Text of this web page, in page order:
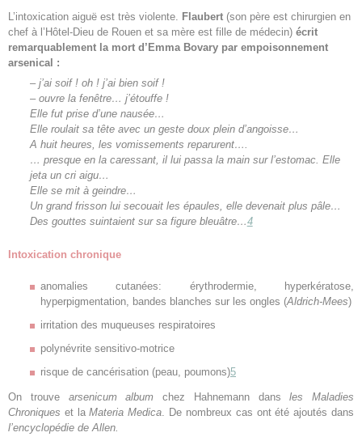
L’intoxication aiguë est très violente. Flaubert (son père est chirurgien en
chef à l’Hôtel-Dieu de Rouen et sa mère est fille de médecin) écrit
remarquablement la mort d’Emma Bovary par empoisonnement
arsenical :
– j’ai soif ! oh ! j’ai bien soif !
– ouvre la fenêtre… j’étouffe !
Elle fut prise d’une nausée…
Elle roulait sa tête avec un geste doux plein d’angoisse…
A huit heures, les vomissements reparurent….
… presque en la caressant, il lui passa la main sur l’estomac. Elle
jeta un cri aigu…
Elle se mit à geindre…
Un grand frisson lui secouait les épaules, elle devenait plus pâle…
Des gouttes suintaient sur sa figure bleuâtre…4
Intoxication chronique
anomalies cutanées: érythrodermie, hyperkératose,
hyperpigmentation, bandes blanches sur les ongles (Aldrich-Mees)
irritation des muqueuses respiratoires
polynévrite sensitivo-motrice
risque de cancérisation (peau, poumons)5
On trouvearsenicum album chez Hahnemann dansles Maladies
Chroniques et laMateria Medica . De nombreux cas ont été ajoutés dans
l’encyclopédie de Allen.